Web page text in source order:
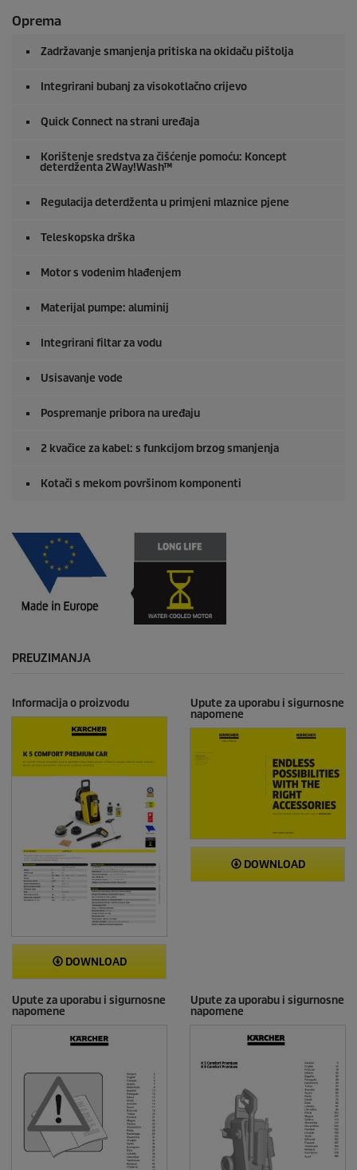
Oprema
Zadržavanje smanjenja pritiska na okidaču pištolja
Integrirani bubanj za visokotlačno crijevo
Quick Connect na strani uređaja
Korištenje sredstva za čišćenje pomoću: Koncept
deterdženta 2Way!Wash™
Regulacija deterdženta u primjeni mlaznice pjene
Teleskopska drška
Motor s vodenim hlađenjem
Materijal pumpe: aluminij
Integrirani filtar za vodu
Usisavanje vode
Pospremanje pribora na uređaju
2 kvačice za kabel: s funkcijom brzog smanjenja
Kotači s mekom površinom komponenti
PREUZIMANJA
Informacija o proizvodu
DOWNLOAD
Upute za uporabu i sigurnosne
napomene
DOWNLOAD
Upute za uporabu i sigurnosne
napomene
Upute za uporabu i sigurnosne
napomene